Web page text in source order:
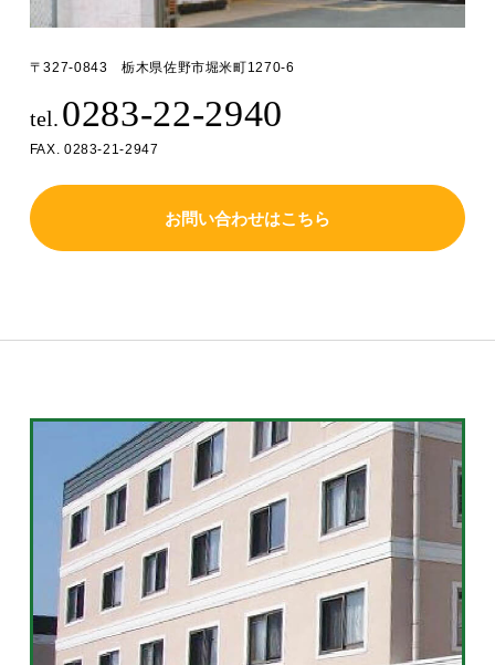
〒327-0843 栃木県佐野市堀米町1270-6
tel. 0283-22-2940
FAX. 0283-21-2947
お問い合わせはこちら